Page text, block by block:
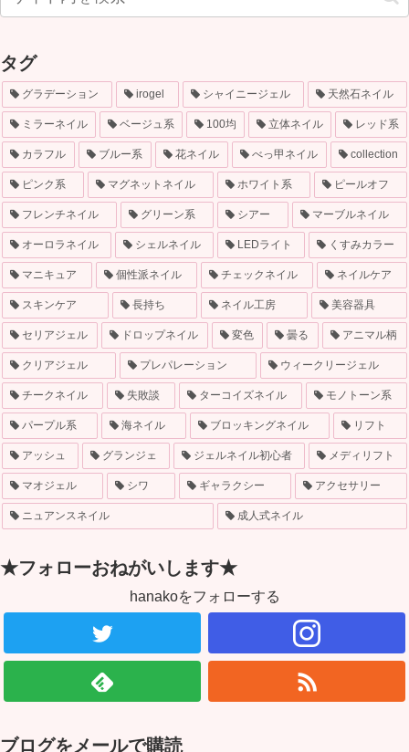
タグ
グラデーション irogel シャイニージェル 天然石ネイル
ミラーネイル ベージュ系 100均 立体ネイル レッド系
カラフル ブルー系 花ネイル べっ甲ネイル collection
ピンク系 マグネットネイル ホワイト系 ピールオフ
フレンチネイル グリーン系 シアー マーブルネイル
オーロラネイル シェルネイル LEDライト くすみカラー
マニキュア 個性派ネイル チェックネイル ネイルケア
スキンケア 長持ち ネイル工房 美容器具
セリアジェル ドロップネイル 変色 曇る アニマル柄
クリアジェル プレパレーション ウィークリージェル
チークネイル 失敗談 ターコイズネイル モノトーン系
パープル系 海ネイル ブロッキングネイル リフト
アッシュ グランジェ ジェルネイル初心者 メディリフト
マオジェル シワ ギャラクシー アクセサリー
ニュアンスネイル 成人式ネイル
★フォローおねがいします★
hanakoをフォローする
ブログをメールで購読